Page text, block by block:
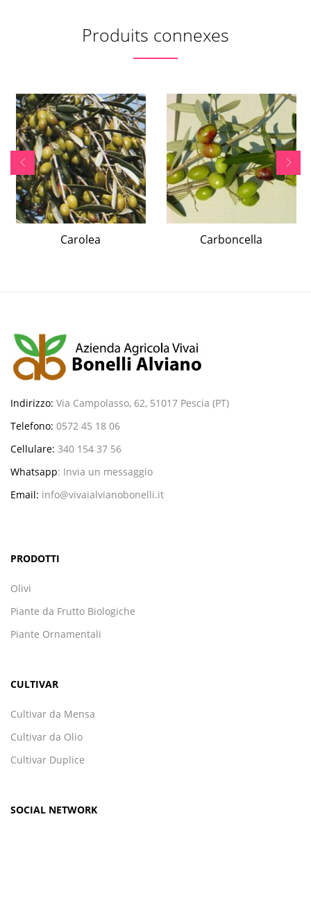
Produits connexes
Carolea Carboncella
Indirizzo: Via Campolasso, 62, 51017 Pescia (PT)
Telefono: 0572 45 18 06
Cellulare: 340 154 37 56
Whatsapp: Invia un messaggio
Email: info@vivaialvianobonelli.it
PRODOTTI
Olivi
Piante da Frutto Biologiche
Piante Ornamentali
CULTIVAR
Cultivar da Mensa
Cultivar da Olio
Cultivar Duplice
SOCIAL NETWORK